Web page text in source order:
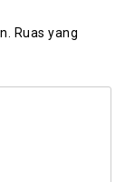
Ruas yang